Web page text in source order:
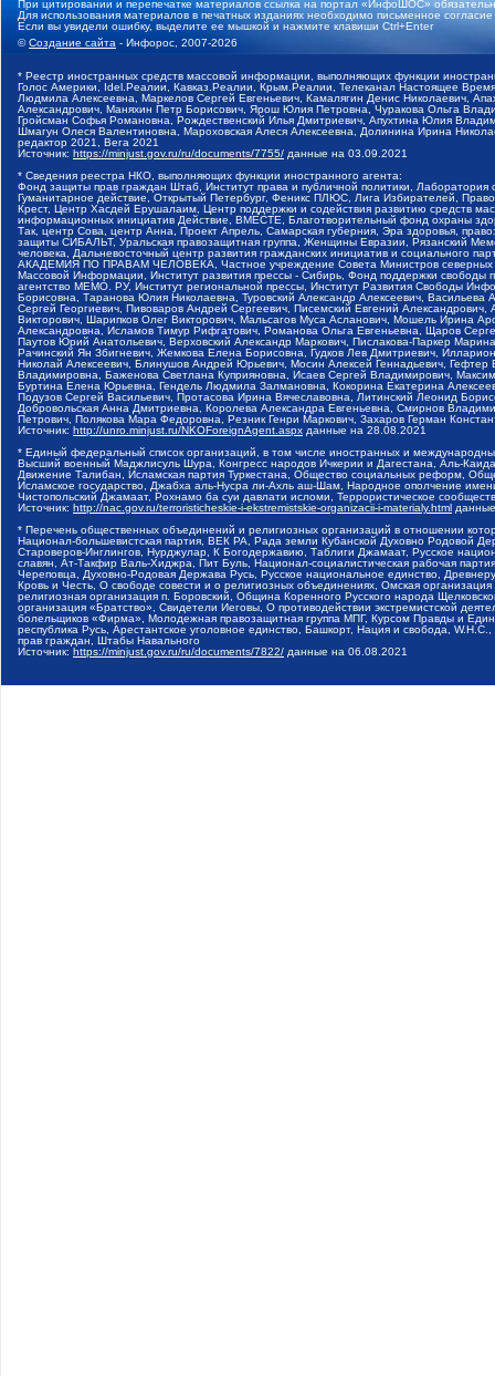
При цитировании и перепечатке материалов ссылка на портал «ИнфоШОС»
Для использования материалов в печатных изданиях необходимо письменное
Если вы увидели ошибку, выделите ее мышкой и нажмите клавиши Ctrl+Enter
©Создание сайта - Инфорос, 2007-2026
* Реестр иностранных средств массовой информации, выполняющих функции
Голос Америки, Idel.Реалии, Кавказ.Реалии, Крым.Реалии, Телеканал Настоящее
Людмила Алексеевна, Маркелов Сергей Евгеньевич, Камалягин Денис Николаевич,
Александрович, Маняхин Петр Борисович, Ярош Юлия Петровна, Чуракова Ольга
Гройсман Софья Романовна, Рождественский Илья Дмитриевич, Апухтина Юлия
Шмагун Олеся Валентиновна, Мароховская Алеся Алексеевна, Долинина Ирина
редактор 2021, Вега 2021
Источник: https://minjust.gov.ru/ru/documents/7755/ данные на 03.09.2021
* Сведения реестра НКО, выполняющих функции иностранного агента:
Фонд защиты прав граждан Штаб, Институт права и публичной политики,
Гуманитарное действие, Открытый Петербург, Феникс ПЛЮС, Лига Избирателей,
Крест, Центр Хасдей Ерушалаим, Центр поддержки и содействия развитию средств
информационных инициатив Действие, ВМЕСТЕ, Благотворительный фонд охраны
Так, центр Сова, центр Анна, Проект Апрель, Самарская губерния, Эра здоровья,
защиты СИБАЛЬТ, Уральская правозащитная группа, Женщины Евразии, Рязанский
человека, Дальневосточный центр развития гражданских инициатив и социального
АКАДЕМИЯ ПО ПРАВАМ ЧЕЛОВЕКА, Частное учреждение Совета Министров северных
Массовой Информации, Институт развития прессы - Сибирь, Фонд поддержки
агентство МЕМО. РУ, Институт региональной прессы, Институт Развития Свободы
Борисовна, Таранова Юлия Николаевна, Туровский Александр Алексеевич,
Сергей Георгиевич, Пивоваров Андрей Сергеевич, Писемский Евгений
Викторович, Шарипков Олег Викторович, Мальсагов Муса Асланович, Мошель Ирина
Александровна, Исламов Тимур Рифгатович, Романова Ольга Евгеньевна, Щаров
Паутов Юрий Анатольевич, Верховский Александр Маркович, Пислакова-Паркер
Рачинский Ян Збигневич, Жемкова Елена Борисовна, Гудков Лев Дмитриевич,
Николай Алексеевич, Блинушов Андрей Юрьевич, Мосин Алексей Геннадьевич,
Владимировна, Баженова Светлана Куприяновна, Исаев Сергей Владимирович,
Буртина Елена Юрьевна, Гендель Людмила Залмановна, Кокорина Екатерина
Подузов Сергей Васильевич, Протасова Ирина Вячеславовна, Литинский Леонид
Добровольская Анна Дмитриевна, Королева Александра Евгеньевна, Смирнов
Петрович, Полякова Мара Федоровна, Резник Генри Маркович, Захаров Герман
Источник: http://unro.minjust.ru/NKOForeignAgent.aspx данные на 28.08.2021
* Единый федеральный список организаций, в том числе иностранных и
Высший военный Маджлисуль Шура, Конгресс народов Ичкерии и Дагестана, Аль-
Движение Талибан, Исламская партия Туркестана, Общество социальных реформ,
Исламское государство, Джабха аль-Нусра ли-Ахль аш-Шам, Народное ополчение
Чистопольский Джамаат, Рохнамо ба суи давлати исломи, Террористическое
Источник: http://nac.gov.ru/terroristicheskie-i-ekstremistskie-organizacii-i-materialy.html
* Перечень общественных объединений и религиозных организаций в отношении
Национал-большевистская партия, ВЕК РА, Рада земли Кубанской Духовно Родовой
Староверов-Инглингов, Нурджулар, К Богодержавию, Таблиги Джамаат, Русское
славян, Ат-Такфир Валь-Хиджра, Пит Буль, Национал-социалистическая рабочая
Череповца, Духовно-Родовая Держава Русь, Русское национальное единство,
Кровь и Честь, О свободе совести и о религиозных объединениях, Омская
религиозная организация п. Боровский, Община Коренного Русского народа
организация «Братство», Свидетели Иеговы, О противодействии экстремистской
болельщиков «Фирма», Молодежная правозащитная группа МПГ, Курсом Правды и
республика Русь, Арестантское уголовное единство, Башкорт, Нация и свобода,
прав граждан, Штабы Навального
Источник: https://minjust.gov.ru/ru/documents/7822/ данные на 06.08.2021